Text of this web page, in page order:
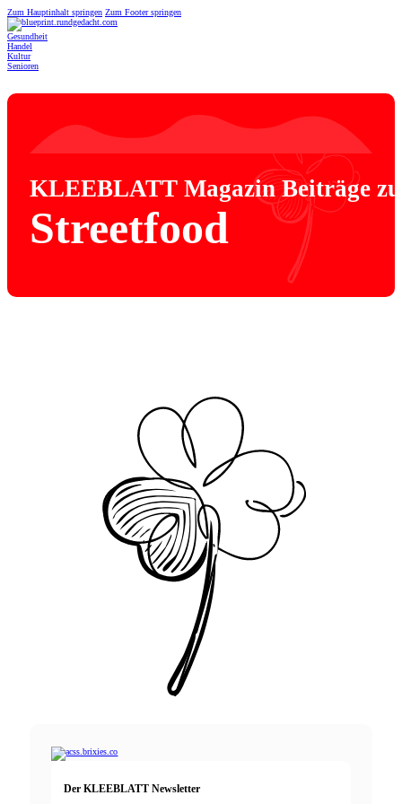
Zum Hauptinhalt springen Zum Footer springen
Gesundheit
Handel
Kultur
Senioren
KLEEBLATT Magazin Beiträge
Streetfood
Der KLEEBLATT Newsletter